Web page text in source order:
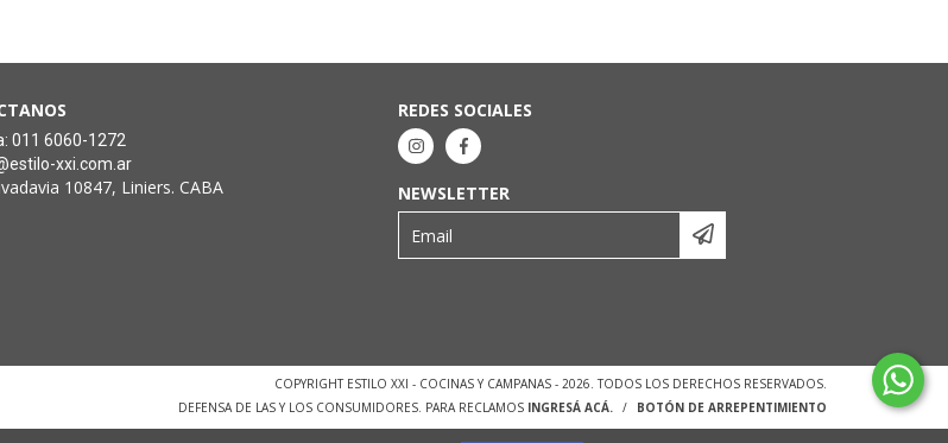
011 6060-1272
xxi.com.ar
10847, Liniers. CABA
REDES SOCIALES
NEWSLETTER
COPYRIGHT ESTILO XXI - COCINAS Y CAMPANAS - 2026. TODOS LOS DERECHOS RESERVADOS.
DEFENSA DE LAS Y LOS CONSUMIDORES. PARA RECLAMOS INGRESÁ ACÁ. / BOTÓN DE ARREPENTIMIENTO